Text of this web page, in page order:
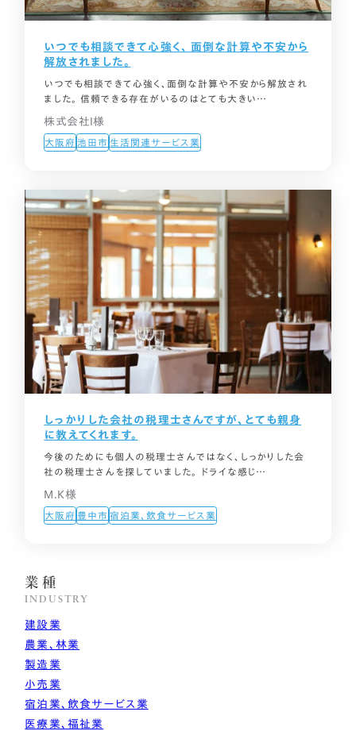
開業支援
その他料金
English
中文
한국어
いつでも相談できて心強く、 面倒な計算や不安から
解放されました。
いつでも相談できて心強く、面倒な計算や不安から解放され
ました。 信頼できる存在がいるのはとても大きい…
株式会社I様
大阪府 池田市 生活関連サービス業
しっかりした会社の税理士さんですが、とても親身
に教えてくれます。
今後のためにも個人の税理士さんではなく、しっかりした会
社の税理士さんを探していました。 ドライな感じ…
M.K様
大阪府 豊中市 宿泊業、飲食サービス業
業種
INDUSTRY
建設業
農業、林業
製造業
小売業
宿泊業、飲食サービス業
医療業、福祉業